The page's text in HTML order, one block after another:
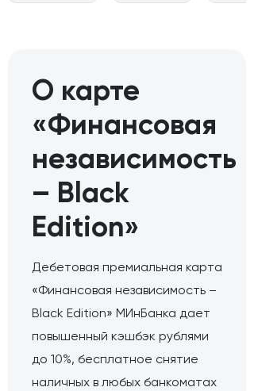
О карте
«Финансовая
независимость
– Black
Edition»
Дебетовая премиальная карта
«Финансовая независимость –
Black Edition» МИнБанка дает
повышенный кэшбэк рублями
до 10%, бесплатное снятие
наличных в любых банкоматах